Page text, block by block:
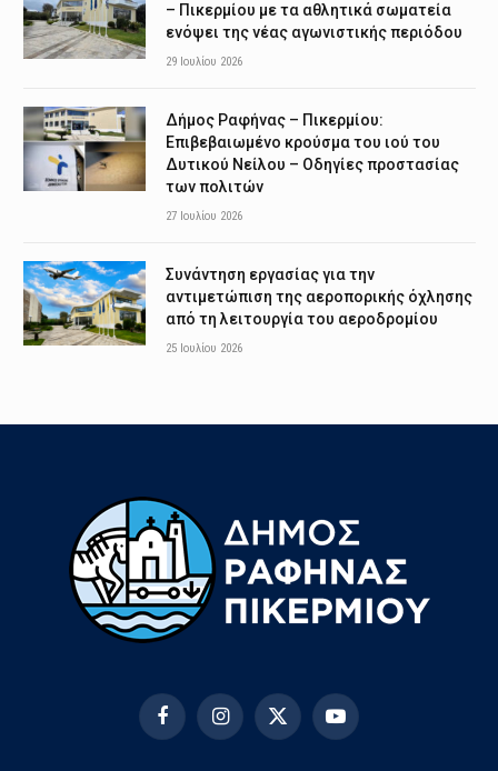
– Πικερμίου με τα αθλητικά σωματεία
ενόψει της νέας αγωνιστικής περιόδου
29 Ιουλίου 2026
Δήμος Ραφήνας – Πικερμίου:
Επιβεβαιωμένο κρούσμα του ιού του
Δυτικού Νείλου – Οδηγίες προστασίας
των πολιτών
27 Ιουλίου 2026
Συνάντηση εργασίας για την
αντιμετώπιση της αεροπορικής όχλησης
από τη λειτουργία του αεροδρομίου
25 Ιουλίου 2026
FacebookInstagramX
YouTube